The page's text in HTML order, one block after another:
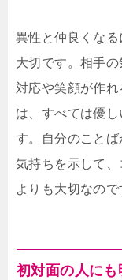
異性と仲良くな
大切です。相手
対応や笑顔が作
は、すべては優
す。自分のこと
気持ちを示して
よりも大切なので
初対面の人にも